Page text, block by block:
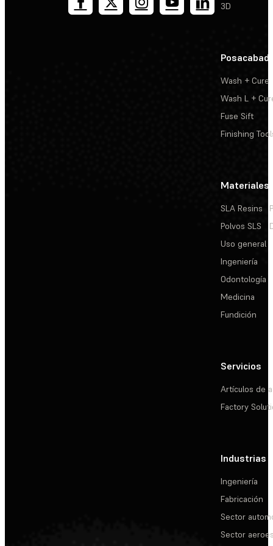
3D
Wash + Cure
Wash L +
Fuse Sift
Finishing
Materiales
SLA Resins
Polvos SLS
Uso general
Ingeniería
Odontología
Medicina
Fundición
Servicios
Artículos de
Factory
Industrias
Ingeniería
Fabricación
Sector
Sector